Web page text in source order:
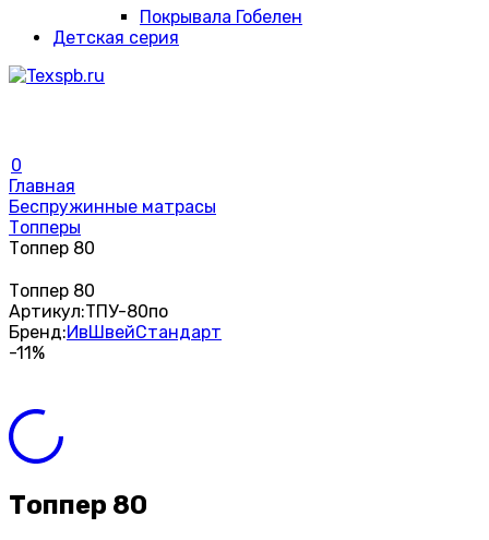
Покрывала Гобелен
Детская серия
0
Главная
Беспружинные матрасы
Топперы
Топпер 80
Топпер 80
Артикул:ТПУ-80по
Бренд:ИвШвейСтандарт
-11%
Топпер 80